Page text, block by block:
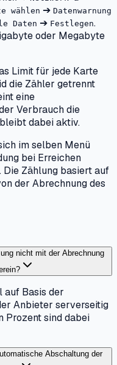
wählen ➔ Datenwarnung
Daten ➔ Festlegen.
oder Megabyte
Limit für jede Karte
die Zähler getrennt
eine
Verbrauch die
dabei aktiv.
im selben Menü
bei Erreichen
Zählung basiert auf
der Abrechnung des
nicht mit der Abrechnung
auf Basis der
Anbieter serverseitig
Prozent sind dabei
Abschaltung der